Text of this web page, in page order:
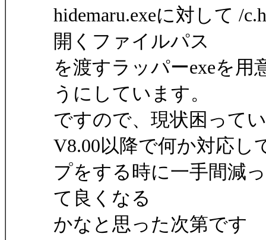
hidemaru.exeに対して /
開くファイルパス
を渡すラッパーexeを
うにしています。
ですので、現状困って
V8.00以降で何か対応
プをする時に一手間減っ
て良くなる
かなと思った次第です